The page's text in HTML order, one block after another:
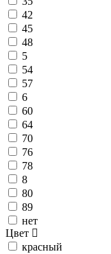
42
45
48
5
54
57
6
60
64
70
76
78
8
80
89
нет
Цвет
красный